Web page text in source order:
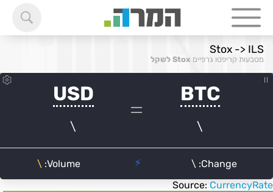
Stox -> ILS
מטבעות קריפטו גרפיים Stox לשקל
Source: CurrencyRate